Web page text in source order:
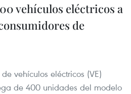
vehículos eléctricos a
de
vehículos eléctricos (VE)
de 400 unidades del modelo